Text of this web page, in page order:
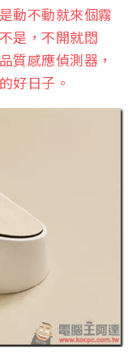
動不動就來個霧
是，不開就悶
質感應偵測器，
好日子。